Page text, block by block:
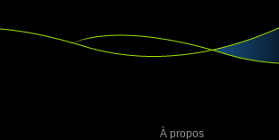
À propos